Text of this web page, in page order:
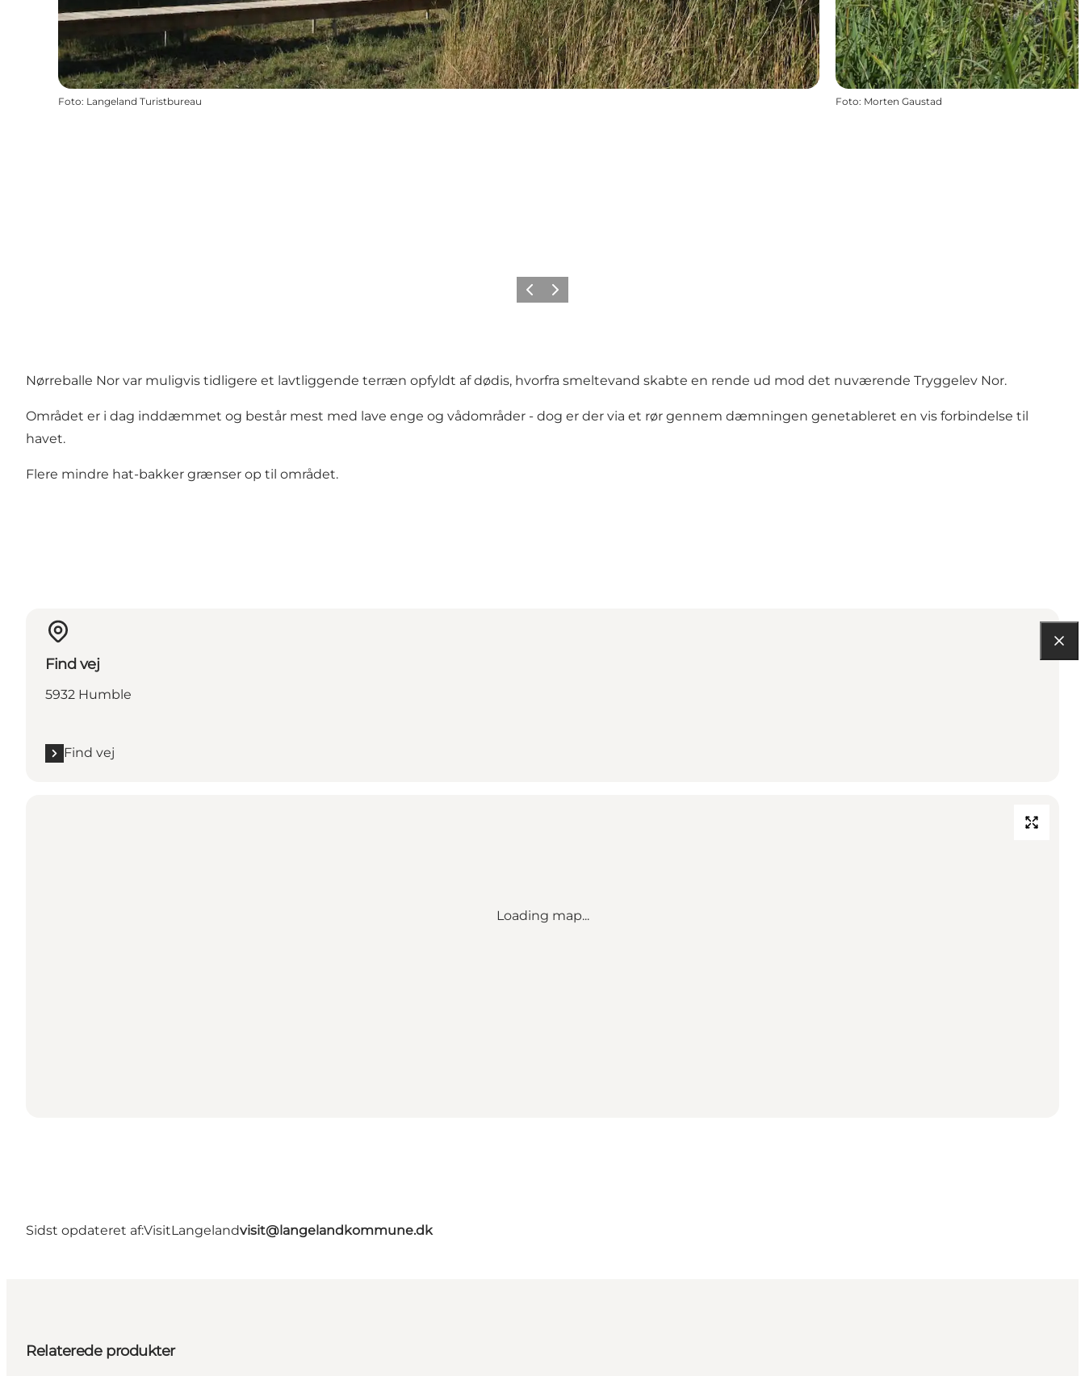
Foto: Langeland Turistbureau Foto: Morten Gaustad
ForrigeNæste
Nørreballe Nor var muligvis tidligere et lavtliggende terræn opfyldt af dødis, hvorfra smeltevand skabte en rende ud mod det nuværende Tryggelev Nor.
Området er i dag inddæmmet og består mest med lave enge og vådområder - dog er der via et rør gennem dæmningen genetableret en vis forbindelse til
havet.
Flere mindre hat-bakker grænser op til området.
Find vej
5932 Humble
Find vej
Loading map...
Sidst opdateret af:VisitLangelandvisit@langelandkommune.dk
Relaterede produkter